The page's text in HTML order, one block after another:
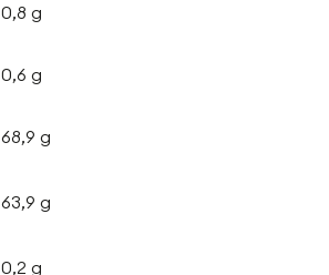
0,8 g
0,6 g
68,9 g
63,9 g
0,2 g